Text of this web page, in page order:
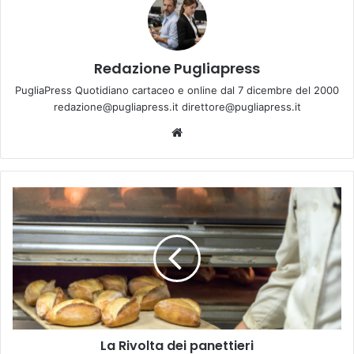
Redazione Pugliapress
PugliaPress Quotidiano cartaceo e online dal 7 dicembre del 2000
redazione@pugliapress.it direttore@pugliapress.it
te
a
R
i
v
l
t
a
La Rivolta dei panettieri